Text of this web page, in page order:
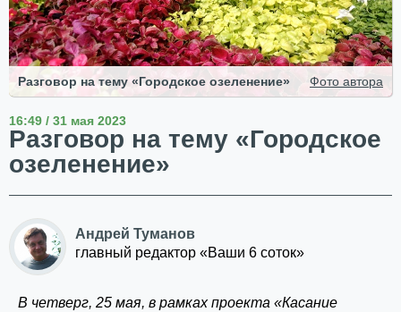
Фото автора
Разговор на тему «Городское озеленение»
16:49 / 31 мая 2023
Разговор на тему «Городское
озеленение»
Андрей Туманов
главный редактор «Ваши 6 соток»
В четверг, 25 мая, в рамках проекта «Касание